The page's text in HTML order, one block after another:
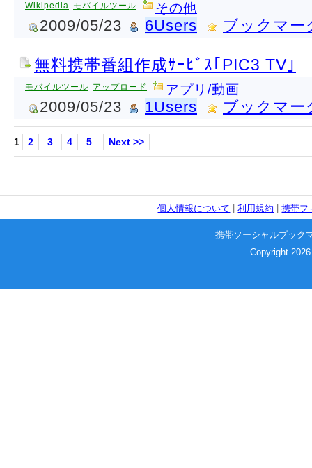
Wikipedia モバイルツール その他
2009/05/23 6Users ブックマー
無料携帯番組作成ｻｰﾋﾞｽ｢PIC3 TV｣
モバイルツール アップロード アプリ/動画
2009/05/23 1Users ブックマー
1 2 3 4 5 Next >>
個人情報について |利用規約 |携帯フ
携帯ソーシャルブック
Copyright